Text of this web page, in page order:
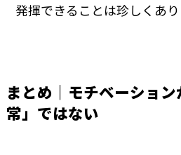
発揮できることは珍しくあり
まとめ｜モチベーショ
常」ではない